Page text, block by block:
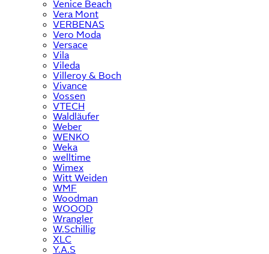
Venice Beach
Vera Mont
VERBENAS
Vero Moda
Versace
Vila
Vileda
Villeroy & Boch
Vivance
Vossen
VTECH
Waldläufer
Weber
WENKO
Weka
welltime
Wimex
Witt Weiden
WMF
Woodman
WOOOD
Wrangler
W.Schillig
XLC
Y.A.S